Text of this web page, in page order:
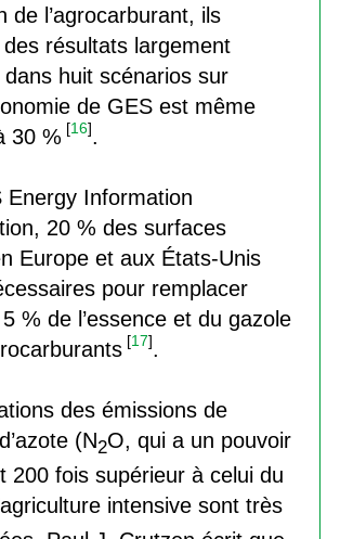
de l’agrocarburant, ils
résultats largement
huit scénarios sur
de GES est même
30 % [16].
Energy Information
20 % des surfaces
Europe et aux États-Unis
pour remplacer
% de l’essence et du gazole
[17].
des émissions de
(N2O, qui a un pouvoir
200 fois supérieur à celui du
intensive sont très